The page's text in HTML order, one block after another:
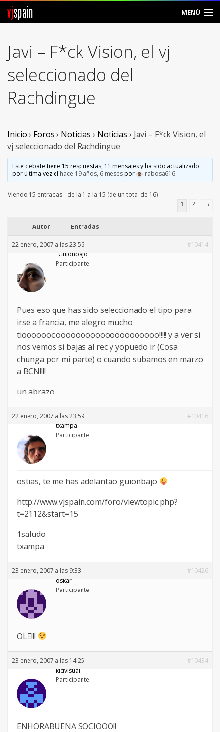
vjspain MENÚ
Foros
Noticias
Vjspain
Ayuda
Contacto
Entrar
Javi – F*ck Vision, el vj
seleccionado del
Rachdingue
Inicio › Foros › Noticias › Noticias › Javi – F*ck Vision, el
vj seleccionado del Rachdingue
Este debate tiene 15 respuestas, 13 mensajes y ha sido actualizado
por última vez el hace 19 años, 6 mesespor rabosa616.
Viendo 15 entradas - de la 1 a la 15 (de un total de 16)
1
2 →
Autor Entradas
22 enero, 2007 a las 23:56
#10414
_Guionbajo_
Participante
Pues eso que has sido seleccionado el tipo para
irse a francia, me alegro mucho
tioooooooooooooooooooooooooooo!!!!! y a ver si
nos vemos si bajas al rec y yopuedo ir (Cosa
chunga por mi parte) o cuando subamos en marzo
a BCN!!!!
un abrazo
22 enero, 2007 a las 23:59
#10416
txampa
Participante
ostias, te me has adelantao guionbajo
http://www.vjspain.com/foro/viewtopic.php?
t=2112&start=15
1saludo
txampa
23 enero, 2007 a las 9:33
#10426
oskar
Participante
OLE!!!
23 enero, 2007 a las 14:25
#10434
kidvisual
Participante
ENHORABUENA SOCIOOO!!